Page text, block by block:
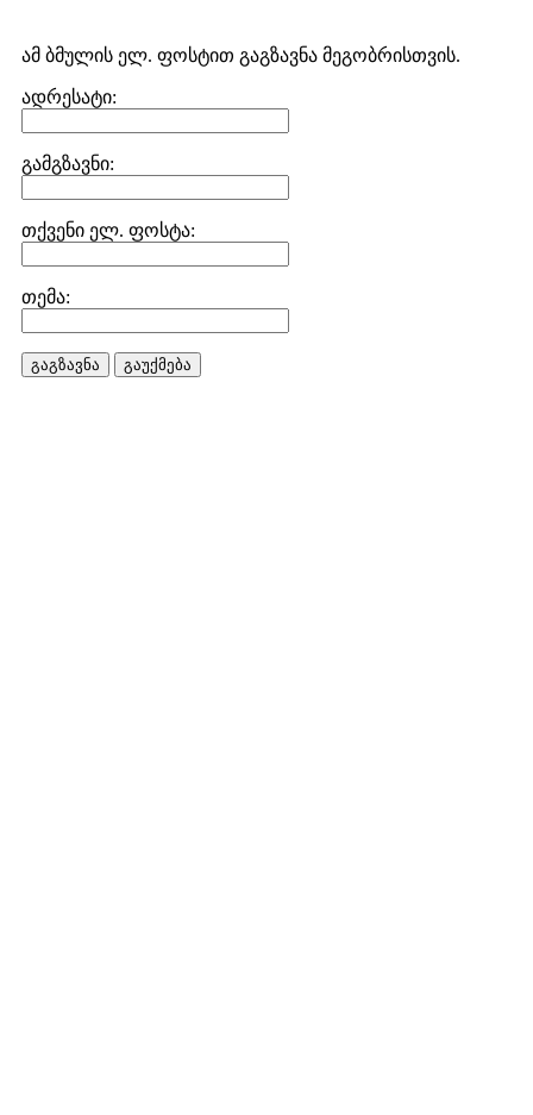
ამ ბმულის ელ. ფოსტით გაგზავნა მეგობრისთვის.
ადრესატი:
გამგზავნი:
თქვენი ელ. ფოსტა:
თემა:
გაგზავნა გაუქმება